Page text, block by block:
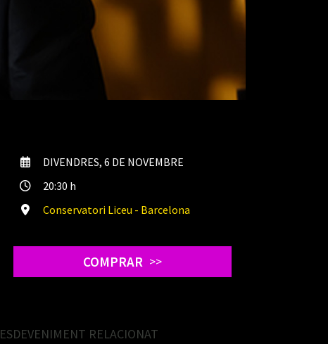
DIVENDRES, 6 DE NOVEMBRE
20:30 h
Conservatori Liceu - Barcelona
COMPRAR >>
ESDEVENIMENT RELACIONAT